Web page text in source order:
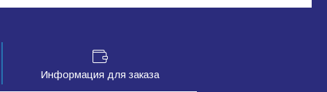
Информация для заказа